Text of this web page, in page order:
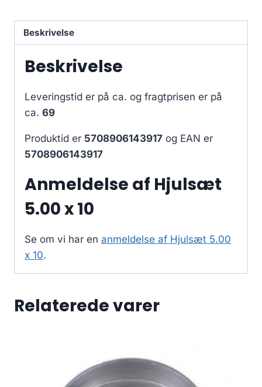
Beskrivelse
Beskrivelse
Leveringstid er på ca. og fragtprisen er på
ca. 69
Produktid er 5708906143917 og EAN er
5708906143917
Anmeldelse af Hjulsæt
5.00 x 10
Se om vi har en anmeldelse af Hjulsæt 5.00
x 10.
Relaterede varer